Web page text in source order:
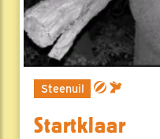
Steenuil
Startklaar